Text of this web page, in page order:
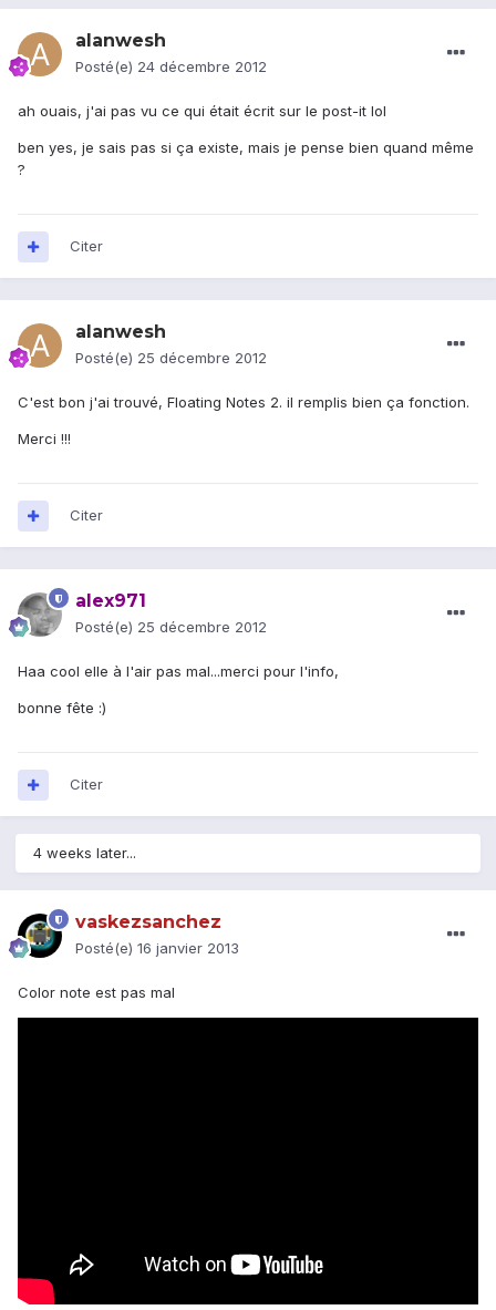
alanwesh
Posté(e) 24 décembre 2012
ah ouais, j'ai pas vu ce qui était écrit sur le post-it lol
ben yes, je sais pas si ça existe, mais je pense bien quand même
?
Citer
alanwesh
Posté(e) 25 décembre 2012
C'est bon j'ai trouvé, Floating Notes 2. il remplis bien ça fonction.
Merci !!!
Citer
alex971
Posté(e) 25 décembre 2012
Haa cool elle à l'air pas mal...merci pour l'info,
bonne fête :)
Citer
4 weeks later...
vaskezsanchez
Posté(e) 16 janvier 2013
Color note est pas mal